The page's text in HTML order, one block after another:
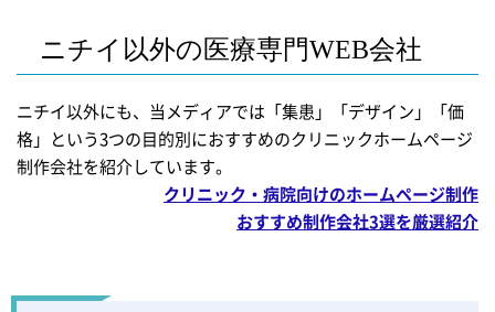
ニチイ以外の医療専門WEB会社
ニチイ以外にも、当メディアでは「集患」「デザイン」「価
格」という3つの目的別におすすめのクリニックホームページ
制作会社を紹介しています。
クリニック・病院向けのホームページ制作
おすすめ制作会社3選を厳選紹介